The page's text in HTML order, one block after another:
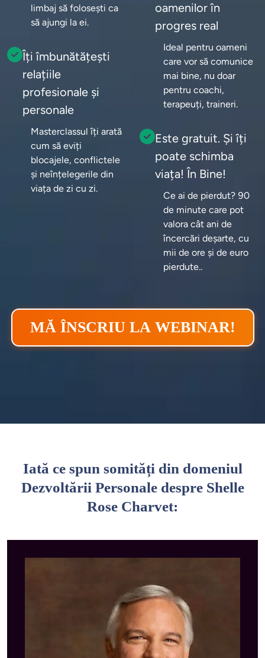
limbaj să folosești ca
să ajungi la ei.
Îți îmbunătățești
relațiile
profesionale și
personale
Masterclassul îți arată
cum să eviți
blocajele, conflictele
și neînțelegerile din
viața de zi cu zi.
oamenilor în
progres real
Ideal pentru oameni
care vor să comunice
mai bine, nu doar
pentru coachi,
terapeuți, traineri.
Este gratuit. Și îți
poate schimba
viața! În Bine!
Ce ai de pierdut? 90
de minute care pot
valora cât ani de
încercări deșarte, cu
mii de ore și de euro
pierdute..
MĂ ÎNSCRIU LA WEBINAR!
Iată ce spun somități din domeniul
Dezvoltării Personale despre Shelle
Rose Charvet: